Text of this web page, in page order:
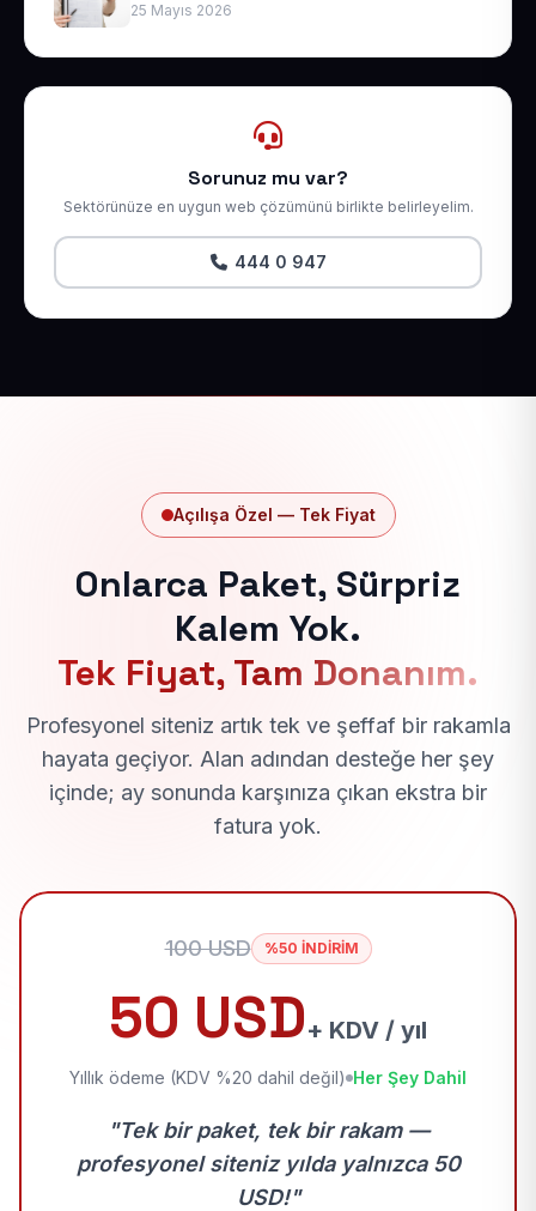
25 Mayıs 2026
Sorunuz mu var?
Sektörünüze en uygun web çözümünü birlikte belirleyelim.
444 0 947
Açılışa Özel — Tek Fiyat
Onlarca Paket, Sürpriz
Kalem Yok.
Tek Fiyat, Tam Donanım.
Profesyonel siteniz artık tek ve şeffaf bir rakamla
hayata geçiyor. Alan adından desteğe her şey
içinde; ay sonunda karşınıza çıkan ekstra bir
fatura yok.
100 USD %50 İNDİRİM
50 USD+ KDV / yıl
Yıllık ödeme (KDV %20 dahil değil) Her Şey Dahil
"Tek bir paket, tek bir rakam —
profesyonel siteniz yılda yalnızca 50
USD!"